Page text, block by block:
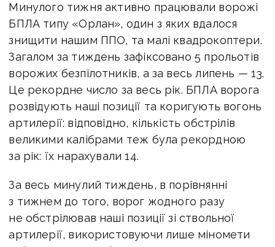
Минулого тижня активно працювали ворожі
БПЛА типу «Орлан», один з яких вдалося
знищити нашим ППО, та малі квадрокоптери.
Загалом за тиждень зафіксовано 5 прольотів
ворожих безпілотників, а за весь липень — 13.
Це рекордне число за весь рік. БПЛА ворога
розвідують наші позиції та коригують вогонь
артилерії: відповідно, кількість обстрілів
великими калібрами теж була рекордною
за рік: їх нарахували 14.
За весь минулий тиждень, в порівнянні
з тижнем до того, ворог жодного разу
не обстрілював наші позиції зі ствольної
артилерії, використовуючи лише міномети